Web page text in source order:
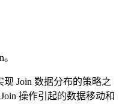
现 Join 数据分布的策略之
操作引起的数据移动和